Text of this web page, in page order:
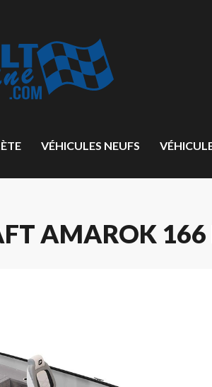
VÉHICULES NEUFS
AMAROK